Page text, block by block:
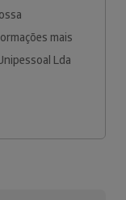
mais
Lda